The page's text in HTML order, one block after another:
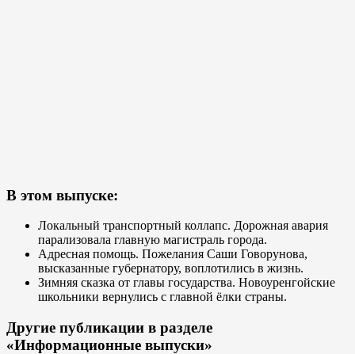
В этом выпуске:
Локальный транспортный коллапс. Дорожная авария
парализовала главную магистраль города.
Адресная помощь. Пожелания Саши Говорунова,
высказанные губернатору, воплотились в жизнь.
Зимняя сказка от главы государства. Новоуренгойские
школьники вернулись с главной ёлки страны.
Другие публикации в разделе
«Информационные выпуски»